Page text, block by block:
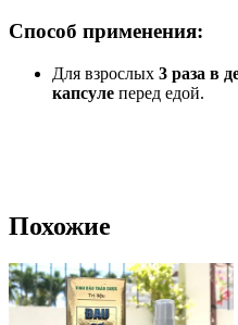
Способ применения:
Для взрослых 3 раза в
капсуле перед едой.
Похожие